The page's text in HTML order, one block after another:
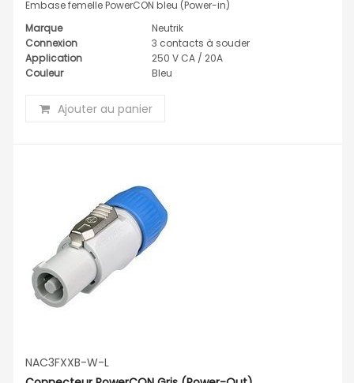
Embase femelle PowerCON bleu (Power-in)
Marque
Neutrik
Connexion
3 contacts à souder
Application
250 V CA / 20A
Couleur
Bleu
Ajouter au panier
NAC3FXXB-W-L